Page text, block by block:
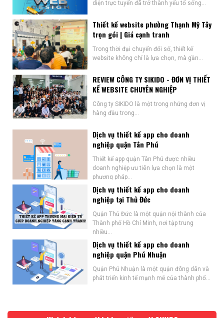
diện trực tuyến đã trở thành yếu tố sống...
Thiết kế website phường Thạnh Mỹ Tây
trọn gói | Giá cạnh tranh
Trong thời đại chuyển đổi số, thiết kế
website không chỉ là lựa chọn, mà gần...
REVIEW CÔNG TY SIKIDO - ĐƠN VỊ THIẾT
KẾ WEBSITE CHUYÊN NGHIỆP
Công ty SIKIDO là một trong những đơn vị
hàng đầu trong...
Dịch vụ thiết kế app cho doanh
nghiệp quận Tân Phú
Thiết kế app quận Tân Phú được nhiều
doanh nghiệp ưu tiên lựa chọn là một
phương pháp...
Dịch vụ thiết kế app cho doanh
nghiệp tại Thủ Đức
Quận Thủ Đức là một quận nội thành của
Thành phố Hồ Chí Minh, nơi tập trung
nhiều...
Dịch vụ thiết kế app cho doanh
nghiệp quận Phú Nhuận
Quận Phú Nhuận là một quận đông dân và
phát triển kinh tế mạnh mẽ của thành phố...